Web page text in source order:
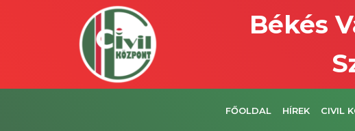
Békés
FŐOLDAL HÍREK CIVIL